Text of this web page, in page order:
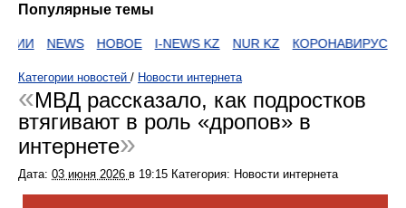
Популярные темы
NEWS НОВОЕ I-NEWS KZ NUR KZ КОРОНАВИРУС
Категории новостей / Новости интернета
МВД рассказало, как подростков
втягивают в роль «дропов» в
интернете
Дата: 03 июня 2026 в 19:15 Категория: Новости интернета